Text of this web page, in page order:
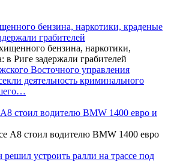
бензина, наркотики, краденые
грабителей
Восточного управления
деятельность криминального
стоил водителю BMW 1400 евро и
устроить ралли на трассе под